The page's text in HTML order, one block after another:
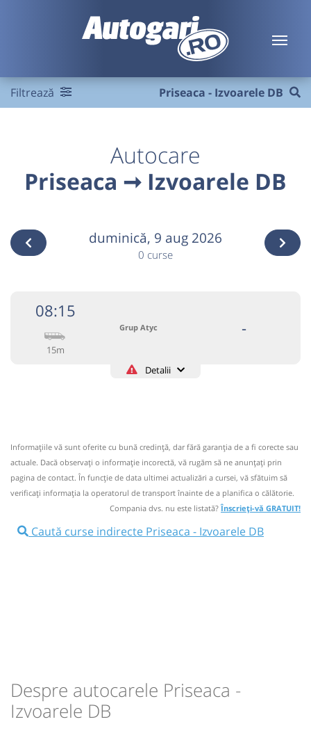
Filtrează Priseaca - Izvoarele DB
Autocare
Priseaca ➞ Izvoarele DB
duminică, 9 aug 2026
0 curse
08:15
15m
Grup Atyc -
Detalii
Circulă doar luni, marți, miercuri, joi și vineri
Nu a circulat?Semnalați aici
NOU!Pune poze din călătoria ta⤣
08:15 Priseaca Statie Priseaca
-
Informaţiile vă sunt oferite cu bună credinţă, dar fără garanţia de a fi corecte sau
actuale. Dacă observați o informaţie incorectă, vă rugăm să ne anunțați prin
pagina de contact. În funcție de data ultimei actualizări a cursei, vă sfătuim să
verificaţi informaţia la operatorul de transport înainte de a planifica o călătorie.
Compania dvs. nu este listată?Înscrieți-vă GRATUIT!
Caută curse indirecte Priseaca - Izvoarele DB
Despre autocarele Priseaca -
Izvoarele DB